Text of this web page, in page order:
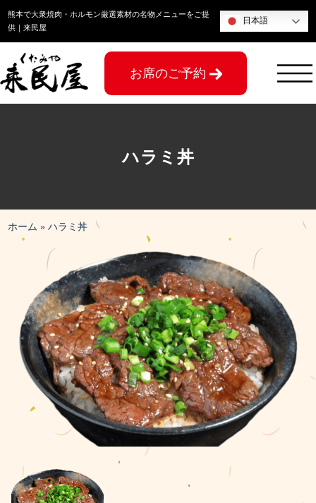
ン
テ
ツ
熊本で大衆焼肉・ホルモン厳選素材の名物メニューをご提
供｜来民屋
日本語
お席のご予約
ハラミ丼
ホーム »ハラミ丼